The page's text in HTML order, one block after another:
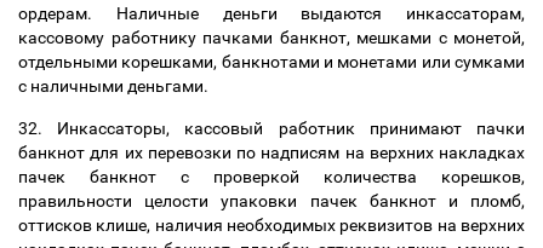
ордерам. Наличные деньги выдаются инкассаторам,
кассовому работнику пачками банкнот, мешками с монетой,
отдельными корешками, банкнотами и монетами или сумками
с наличными деньгами.
32. Инкассаторы, кассовый работник принимают пачки
банкнот для их перевозки по надписям на верхних накладках
пачек банкнот с проверкой количества корешков,
правильности целости упаковки пачек банкнот и пломб,
оттисков клише, наличия необходимых реквизитов на верхних